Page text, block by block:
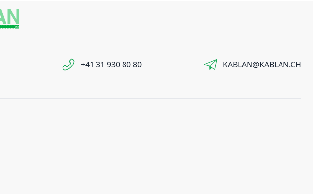
+41 31 930 80 80 KABLAN@KABLAN.CH